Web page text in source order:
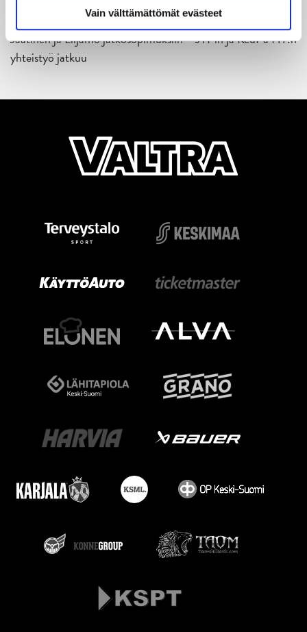
Vain välttämättömät evästeet
Jaatinen ja Liljamo jatkosopimuksiin – JYPin ja KeuPa HT:n
yhteistyö jatkuu